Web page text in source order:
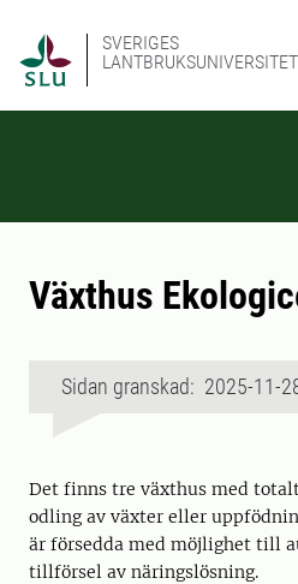
SVERIGES
LANTBRUKSUNIVERSITET
Växthus
Sidan granskad: 2025-11-
Det finns tre växthus med
odling av växter eller
är försedda med möjlighet till
tillförsel av näringslösning.